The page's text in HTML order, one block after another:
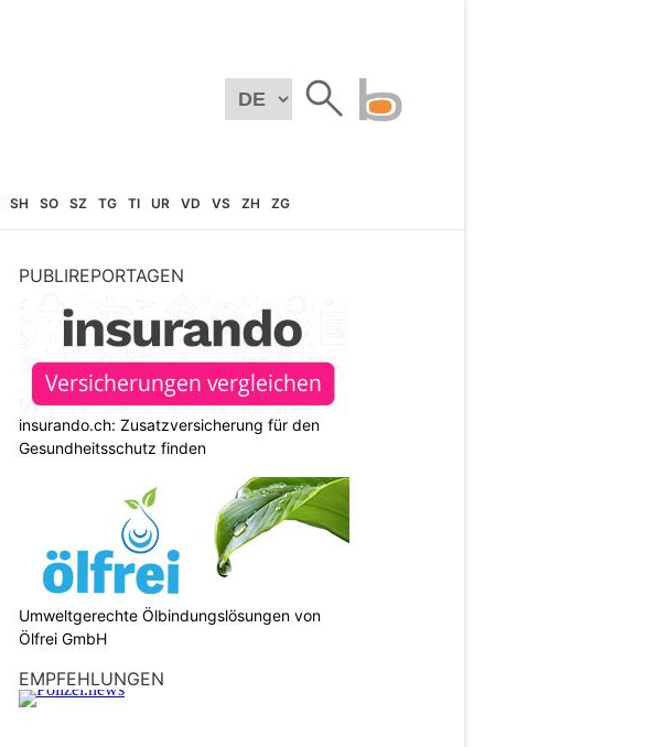
SH SO SZ TG TI UR VD VS ZH ZG
PUBLIREPORTAGEN
insurando.ch: Zusatzversicherung für den
Gesundheitsschutz finden
Umweltgerechte Ölbindungslösungen von
Ölfrei GmbH
EMPFEHLUNGEN